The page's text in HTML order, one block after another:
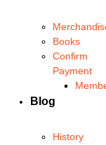
Books
Confirm
Payment
Blog
History